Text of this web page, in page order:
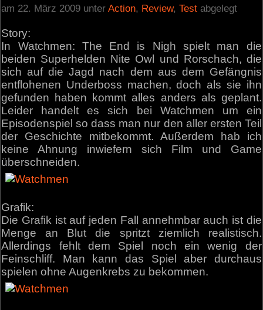
am 22. März 2009 unterAction, Review,Test abgelegt
Story:
In Watchmen: The End is Nigh spielt man die
beiden Superhelden Nite Owl und Rorschach, die
sich auf die Jagd nach dem aus dem Gefängnis
entflohenen Underboss machen, doch als sie ihn
gefunden haben kommt alles anders als geplant.
Leider handelt es sich bei Watchmen um ein
Episodenspiel so dass man nur den aller ersten Teil
der Geschichte mitbekommt. Außerdem hab ich
keine Ahnung inwiefern sich Film und Game
überschneiden.
Grafik:
Die Grafik ist auf jeden Fall annehmbar auch ist die
Menge an Blut die spritzt ziemlich realistisch.
Allerdings fehlt dem Spiel noch ein wenig der
Feinschliff. Man kann das Spiel aber durchaus
spielen ohne Augenkrebs zu bekommen.